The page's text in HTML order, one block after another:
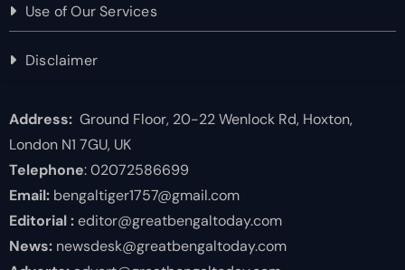
Use of Our Services
Disclaimer
Address:Ground Floor, 20-22 Wenlock Rd, Hoxton,
London N1 7GU, UK
Telephone: 02072586699
Email:bengaltiger1757@gmail.com
Editorial :editor@greatbengaltoday.com
News:newsdesk@greatbengaltoday.com